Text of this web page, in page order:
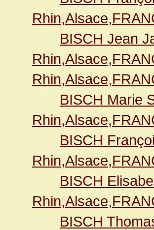
BISCH Jean
BISCH Marie
BISCH
BISCH
BISCH